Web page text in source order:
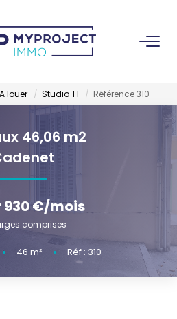
LOUER
VENDRE
LOCATIVE
AGENCES
A louer Studio T1 Référence 310
46,06 m2
930 €/mois
comprises
• 46 m² • Réf : 310